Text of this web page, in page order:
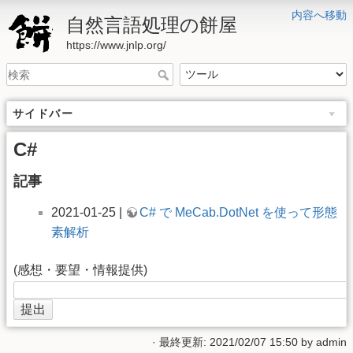
内容へ移動
自然言語処理の餅屋
https://www.jnlp.org/
サイドバー
C#
記事
2021-01-25 |
C# で MeCab.DotNet を使って形態
素解析
(感想・要望・情報提供)
· 最終更新: 2021/02/07 15:50 by admin